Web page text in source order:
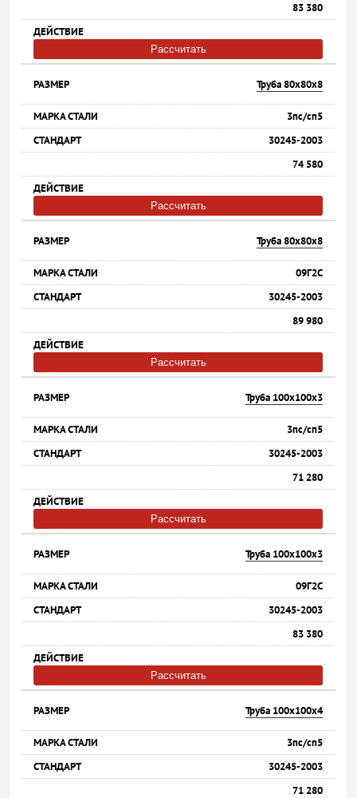
83 380
Рассчитать
Труба 80х80х8
3пс/сп5
30245-2003
74 580
Рассчитать
Труба 80х80х8
09Г2С
30245-2003
89 980
Рассчитать
Труба 100х100х3
3пс/сп5
30245-2003
71 280
Рассчитать
Труба 100х100х3
09Г2С
30245-2003
83 380
Рассчитать
Труба 100х100х4
3пс/сп5
30245-2003
71 280